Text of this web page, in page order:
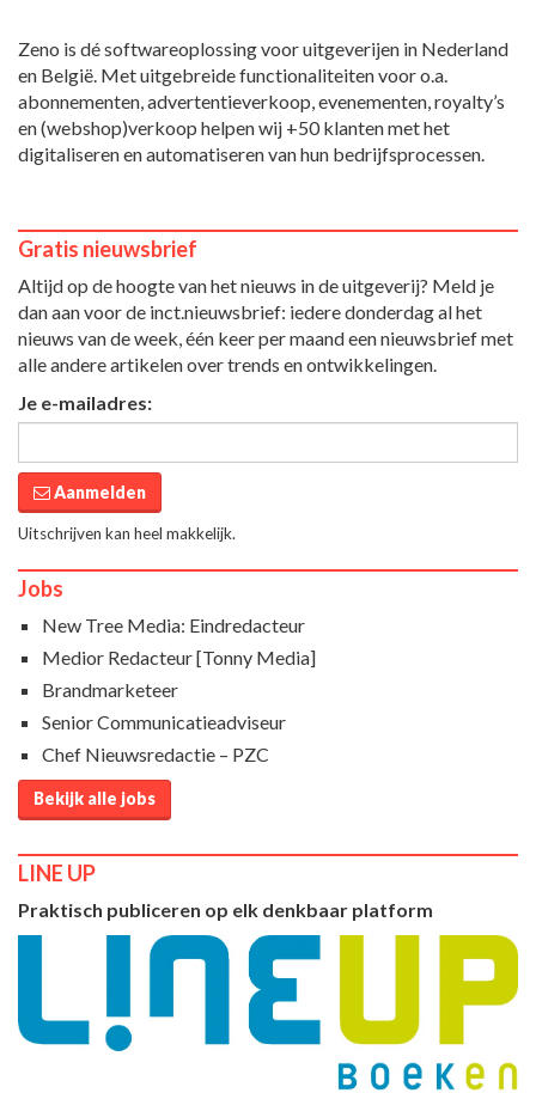
Zeno is dé softwareoplossing voor uitgeverijen in Nederland
en België. Met uitgebreide functionaliteiten voor o.a.
abonnementen, advertentieverkoop, evenementen, royalty’s
en (webshop)verkoop helpen wij +50 klanten met het
digitaliseren en automatiseren van hun bedrijfsprocessen.
Gratis nieuwsbrief
Altijd op de hoogte van het nieuws in de uitgeverij? Meld je
dan aan voor de inct.nieuwsbrief: iedere donderdag al het
nieuws van de week, één keer per maand een nieuwsbrief met
alle andere artikelen over trends en ontwikkelingen.
Je e-mailadres:
Aanmelden
Uitschrijven kan heel makkelijk.
Jobs
New Tree Media: Eindredacteur
Medior Redacteur [Tonny Media]
Brandmarketeer
Senior Communicatieadviseur
Chef Nieuwsredactie – PZC
Bekijk alle jobs
LINE UP
Praktisch publiceren op elk denkbaar platform